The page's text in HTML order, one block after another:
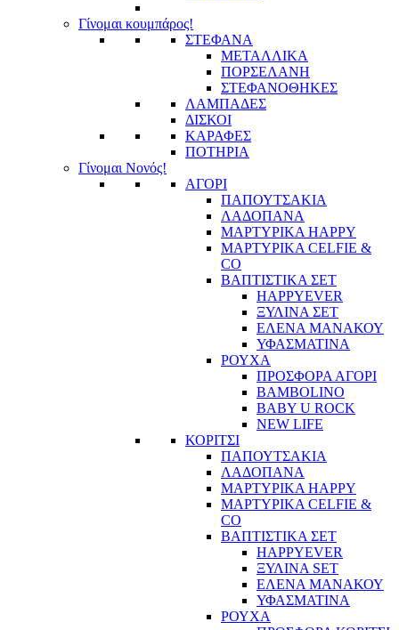
Γίνομαι κουμπάρος!
ΣΤΕΦΑΝΑ
ΜΕΤΑΛΛΙΚΑ
ΠΟΡΣΕΛΑΝΗ
ΣΤΕΦΑΝΟΘΗΚΕΣ
ΛΑΜΠΑΔΕΣ
ΔΙΣΚΟΙ
ΚΑΡΑΦΕΣ
ΠΟΤΗΡΙΑ
Γίνομαι Νονός!
ΑΓΟΡΙ
ΠΑΠΟΥΤΣΑΚΙΑ
ΛΑΔΟΠΑΝΑ
ΜΑΡΤΥΡΙΚΑ HAPPY
ΜΑΡΤΥΡΙΚΑ CELFIE &
CO
ΒΑΠΤΙΣΤΙΚΑ ΣΕΤ
HAPPYEVER
ΞΥΛΙΝΑ ΣΕΤ
ΕΛΕΝΑ ΜΑΝΑΚΟΥ
ΥΦΑΣΜΑΤΙΝΑ
ΡΟΥΧΑ
ΠΡΟΣΦΟΡΑ ΑΓΟΡΙ
BAMBOLINO
BABY U ROCK
NEW LIFE
ΚΟΡΙΤΣΙ
ΠΑΠΟΥΤΣΑΚΙΑ
ΛΑΔΟΠΑΝΑ
ΜΑΡΤΥΡΙΚΑ HAPPY
ΜΑΡΤΥΡΙΚΑ CELFIE &
CO
ΒΑΠΤΙΣΤΙΚΑ ΣΕΤ
HAPPYEVER
ΞΥΛΙΝΑ SET
ΕΛΕΝΑ ΜΑΝΑΚΟΥ
ΥΦΑΣΜΑΤΙΝΑ
ΡΟΥΧΑ